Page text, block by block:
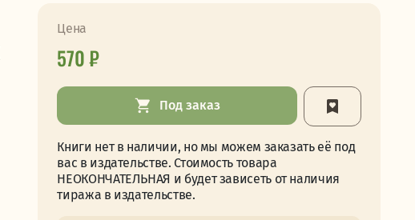
Цена
570 ₽
Под заказ
Книги нет в наличии, но мы можем заказать её под
вас в издательстве. Стоимость товара
НЕОКОНЧАТЕЛЬНАЯ и будет зависеть от наличия
тиража в издательстве.